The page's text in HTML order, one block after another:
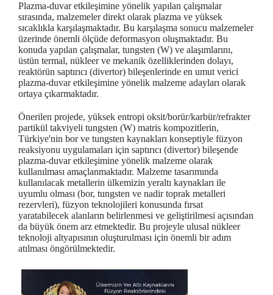
Plazma-duvar etkileşimine yönelik yapılan çalışmalar
sırasında, malzemeler direkt olarak plazma ve yüksek
sıcaklıkla karşılaşmaktadır. Bu karşılaşma sonucu malzemeler
üzerinde önemli ölçüde deformasyon oluşmaktadır. Bu
konuda yapılan çalışmalar, tungsten (W) ve alaşımlarını,
üstün termal, nükleer ve mekanik özelliklerinden dolayı,
reaktörün saptırıcı (divertor) bileşenlerinde en umut verici
plazma-duvar etkileşimine yönelik malzeme adayları olarak
ortaya çıkarmaktadır.
Önerilen projede, yüksek entropi oksit/borür/karbür/refrakter
partikül takviyeli tungsten (W) matris kompozitlerin,
Türkiye'nin bor ve tungsten kaynakları konseptiyle füzyon
reaksiyonu uygulamaları için saptırıcı (divertor) bileşende
plazma-duvar etkileşimine yönelik malzeme olarak
kullanılması amaçlanmaktadır. Malzeme tasarımında
kullanılacak metallerin ülkemizin yeraltı kaynakları ile
uyumlu olması (bor, tungsten ve nadir toprak metalleri
rezervleri), füzyon teknolojileri konusunda fırsat
yaratabilecek alanların belirlenmesi ve geliştirilmesi açısından
da büyük önem arz etmektedir. Bu projeyle ulusal nükleer
teknoloji altyapısının oluşturulması için önemli bir adım
atılması öngörülmektedir.